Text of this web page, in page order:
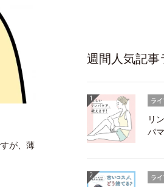
が、薄
週間人気記事
ラ
リ
パ
ラ